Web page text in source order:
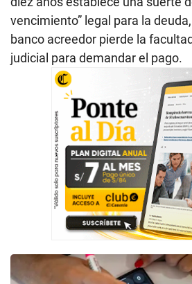
vencimiento” legal para la
banco acreedor pierde la
judicial para demandar el pago.